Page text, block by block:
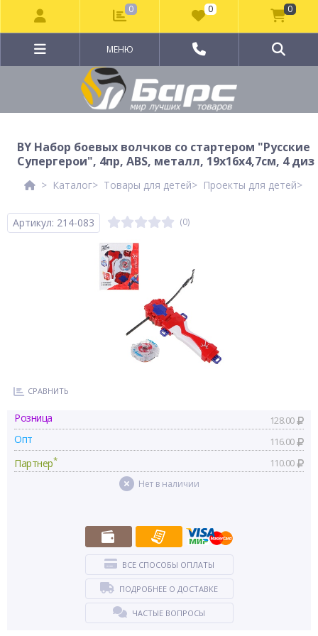
МЕНЮ
BY Набор боевых волчков со стартером "Русские
Супергерои", 4пр, ABS, металл, 19х16х4,7см, 4 диз
Каталог Товары для детей Проекты для детей
Артикул: 214-083 (0)
СРАВНИТЬ
Розница 128.00
Опт 116.00
Партнер* 110.00
Нет в наличии
ВСЕ СПОСОБЫ ОПЛАТЫ
ПОДРОБНЕЕ О ДОСТАВКЕ
ЧАСТЫЕ ВОПРОСЫ
0 0 0